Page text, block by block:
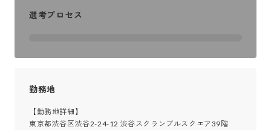
選考プロセス
勤務地
【勤務地詳細】
東京都渋谷区渋谷2-24-12 渋谷スクランブルスクエア39階